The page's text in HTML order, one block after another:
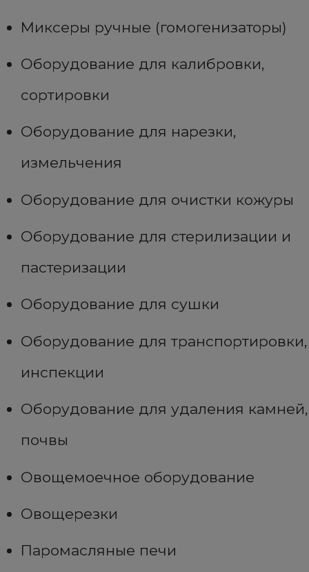
Миксеры ручные (гомогенизаторы)
Оборудование для калибровки,
сортировки
Оборудование для нарезки,
измельчения
Оборудование для очистки кожуры
Оборудование для стерилизации и
пастеризации
Оборудование для сушки
Оборудование для транспортировки,
инспекции
Оборудование для удаления камней,
почвы
Овощемоечное оборудование
Овощерезки
Паромасляные печи